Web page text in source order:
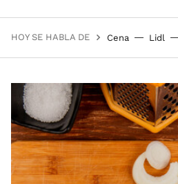
HOY SE HABLA DE Cena Lidl